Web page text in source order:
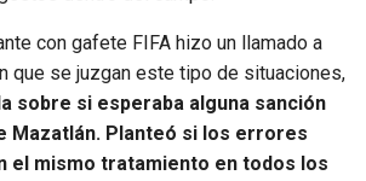
con gafete FIFA hizo un llamado a
que se juzgan este tipo de situaciones,
sobre si esperaba alguna sanción
Mazatlán. Planteó si los errores
el mismo tratamiento en todos los